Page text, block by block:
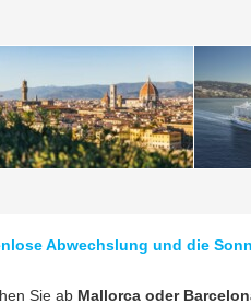
Abwechslung und die
Sie ab Mallorca oder